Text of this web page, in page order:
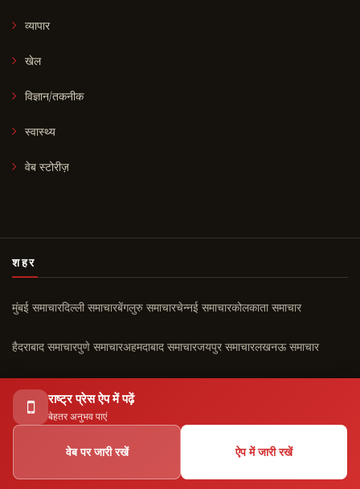
राष्ट्र प्रेस ऐप में पढ़ें
बेहतर अनुभव पाएं
वेब पर जारी रखें ऐप में जारी रखें
व्यापार
खेल
विज्ञान/तकनीक
स्वास्थ्य
वेब स्टोरीज़
शहर
मुंबई समाचारदिल्ली समाचारबेंगलुरु समाचारचेन्नई समाचारकोलकाता समाचार
हैदराबाद समाचारपुणे समाचारअहमदाबाद समाचारजयपुर समाचारलखनऊ समाचार
चंडीगढ़ समाचार